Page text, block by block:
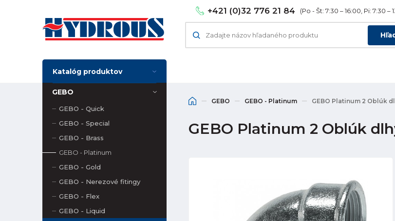
+421 (0)32 776 21 84 (Po - Št: 7:30 – 16:00, Pi: 7:30 –
Katalóg produktov
GEBO
GEBO - Quick
GEBO - Special
GEBO - Brass
GEBO - Platinum
GEBO - Gold
GEBO - Nerezové fitingy
GEBO - Flex
GEBO - Liquid
GEBO GEBO - Platinum GEBO Platinum 2 Oblúk
GEBO Platinum 2 Oblúk